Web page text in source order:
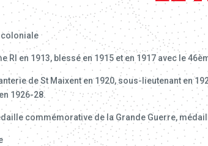
coloniale
RI en 1913, blessé en 1915 et en 1917 avec le
de St Maixent en 1920, sous-lieutenant en
1926-28.
commémorative de la Grande Guerre,